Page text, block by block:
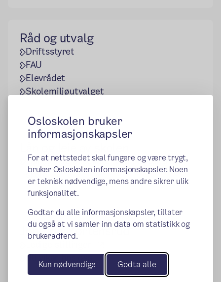
Osloskolen bruker
informasjonskapsler
For at nettstedet skal fungere og være trygt,
bruker Osloskolen informasjonskapsler. Noen
er teknisk nødvendige, mens andre sikrer ulik
funksjonalitet.
Godtar du alle informasjonskapsler, tillater
du også at vi samler inn data om statistikk og
brukeradferd.
Kun nødvendige Godta alle
Råd og utvalg
Driftsstyret
FAU
Elevrådet
Skolemiljøutvalget
Lån og leie av lokaler ved Mortensrud
skole
Jobb på Mortensrud
Bli vikar hos oss